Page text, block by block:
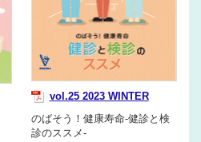
vol.25 2023 WINTER
のばそう！健康寿命-健診と検
診のススメ-